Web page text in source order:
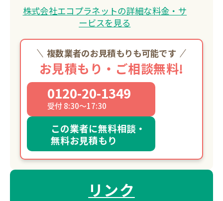
株式会社エコプラネットの詳細な料金・サ
ービスを見る
複数業者のお見積もりも可能です
お見積もり・ご相談無料!
0120-20-1349
受付 8:30～17:30
この業者に無料相談・
無料お見積もり
リンク